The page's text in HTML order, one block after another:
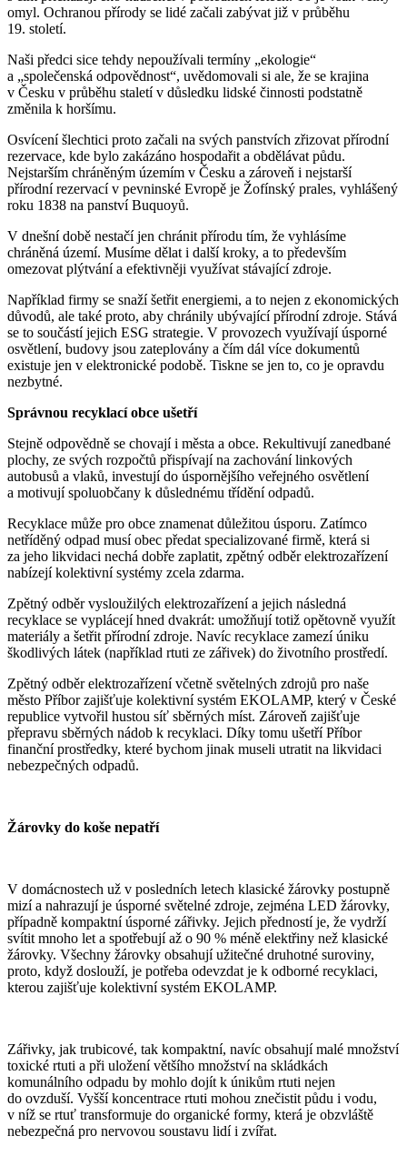
omyl. Ochranou přírody se lidé začali zabývat již v průběhu
19. století.
Naši předci sice tehdy nepoužívali termíny „ekologie“
a „společenská odpovědnost“, uvědomovali si ale, že se krajina
v Česku v průběhu staletí v důsledku lidské činnosti podstatně
změnila k horšímu.
Osvícení šlechtici proto začali na svých panstvích zřizovat přírodní
rezervace, kde bylo zakázáno hospodařit a obdělávat půdu.
Nejstarším chráněným územím v Česku a zároveň i nejstarší
přírodní rezervací v pevninské Evropě je Žofínský prales, vyhlášený
roku 1838 na panství Buquoyů.
V dnešní době nestačí jen chránit přírodu tím, že vyhlásíme
chráněná území. Musíme dělat i další kroky, a to především
omezovat plýtvání a efektivněji využívat stávající zdroje.
Například firmy se snaží šetřit energiemi, a to nejen z ekonomických
důvodů, ale také proto, aby chránily ubývající přírodní zdroje. Stává
se to součástí jejich ESG strategie. V provozech využívají úsporné
osvětlení, budovy jsou zateplovány a čím dál více dokumentů
existuje jen v elektronické podobě. Tiskne se jen to, co je opravdu
nezbytné.
Správnou recyklací obce ušetří
Stejně odpovědně se chovají i města a obce. Rekultivují zanedbané
plochy, ze svých rozpočtů přispívají na zachování linkových
autobusů a vlaků, investují do úspornějšího veřejného osvětlení
a motivují spoluobčany k důslednému třídění odpadů.
Recyklace může pro obce znamenat důležitou úsporu. Zatímco
netříděný odpad musí obec předat specializované firmě, která si
za jeho likvidaci nechá dobře zaplatit, zpětný odběr elektrozařízení
nabízejí kolektivní systémy zcela zdarma.
Zpětný odběr vysloužilých elektrozařízení a jejich následná
recyklace se vyplácejí hned dvakrát: umožňují totiž opětovně využít
materiály a šetřit přírodní zdroje. Navíc recyklace zamezí úniku
škodlivých látek (například rtuti ze zářivek) do životního prostředí.
Zpětný odběr elektrozařízení včetně světelných zdrojů pro naše
město Příbor zajišťuje kolektivní systém EKOLAMP, který v České
republice vytvořil hustou síť sběrných míst. Zároveň zajišťuje
přepravu sběrných nádob k recyklaci. Díky tomu ušetří Příbor
finanční prostředky, které bychom jinak museli utratit na likvidaci
nebezpečných odpadů.
Žárovky do koše nepatří
V domácnostech už v posledních letech klasické žárovky postupně
mizí a nahrazují je úsporné světelné zdroje, zejména LED žárovky,
případně kompaktní úsporné zářivky. Jejich předností je, že vydrží
svítit mnoho let a spotřebují až o 90 % méně elektřiny než klasické
žárovky. Všechny žárovky obsahují užitečné druhotné suroviny,
proto, když doslouží, je potřeba odevzdat je k odborné recyklaci,
kterou zajišťuje kolektivní systém EKOLAMP.
Zářivky, jak trubicové, tak kompaktní, navíc obsahují malé množství
toxické rtuti a při uložení většího množství na skládkách
komunálního odpadu by mohlo dojít k únikům rtuti nejen
do ovzduší. Vyšší koncentrace rtuti mohou znečistit půdu i vodu,
v níž se rtuť transformuje do organické formy, která je obzvláště
nebezpečná pro nervovou soustavu lidí i zvířat.